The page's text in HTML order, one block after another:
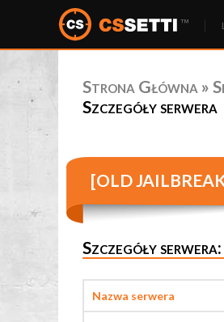
Strona Główna »
Szczegóły serwera
[OLD
Szczegóły serwera:
Nazwa serwera